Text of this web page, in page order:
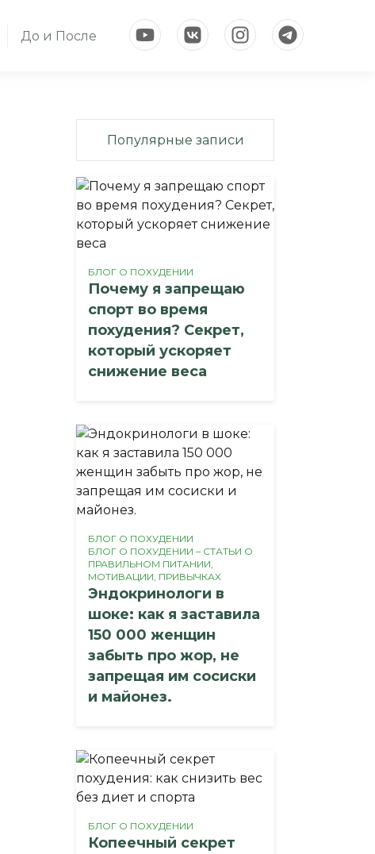
До и После
Популярные записи
БЛОГ О ПОХУДЕНИИ
Почему я запрещаю
спорт во время
похудения? Секрет,
который ускоряет
снижение веса
БЛОГ О ПОХУДЕНИИ
БЛОГ О ПОХУДЕНИИ – СТАТЬИ О
ПРАВИЛЬНОМ ПИТАНИИ,
МОТИВАЦИИ, ПРИВЫЧКАХ
Эндокринологи в
шоке: как я заставила
150 000 женщин
забыть про жор, не
запрещая им сосиски
и майонез.
БЛОГ О ПОХУДЕНИИ
Копеечный секрет